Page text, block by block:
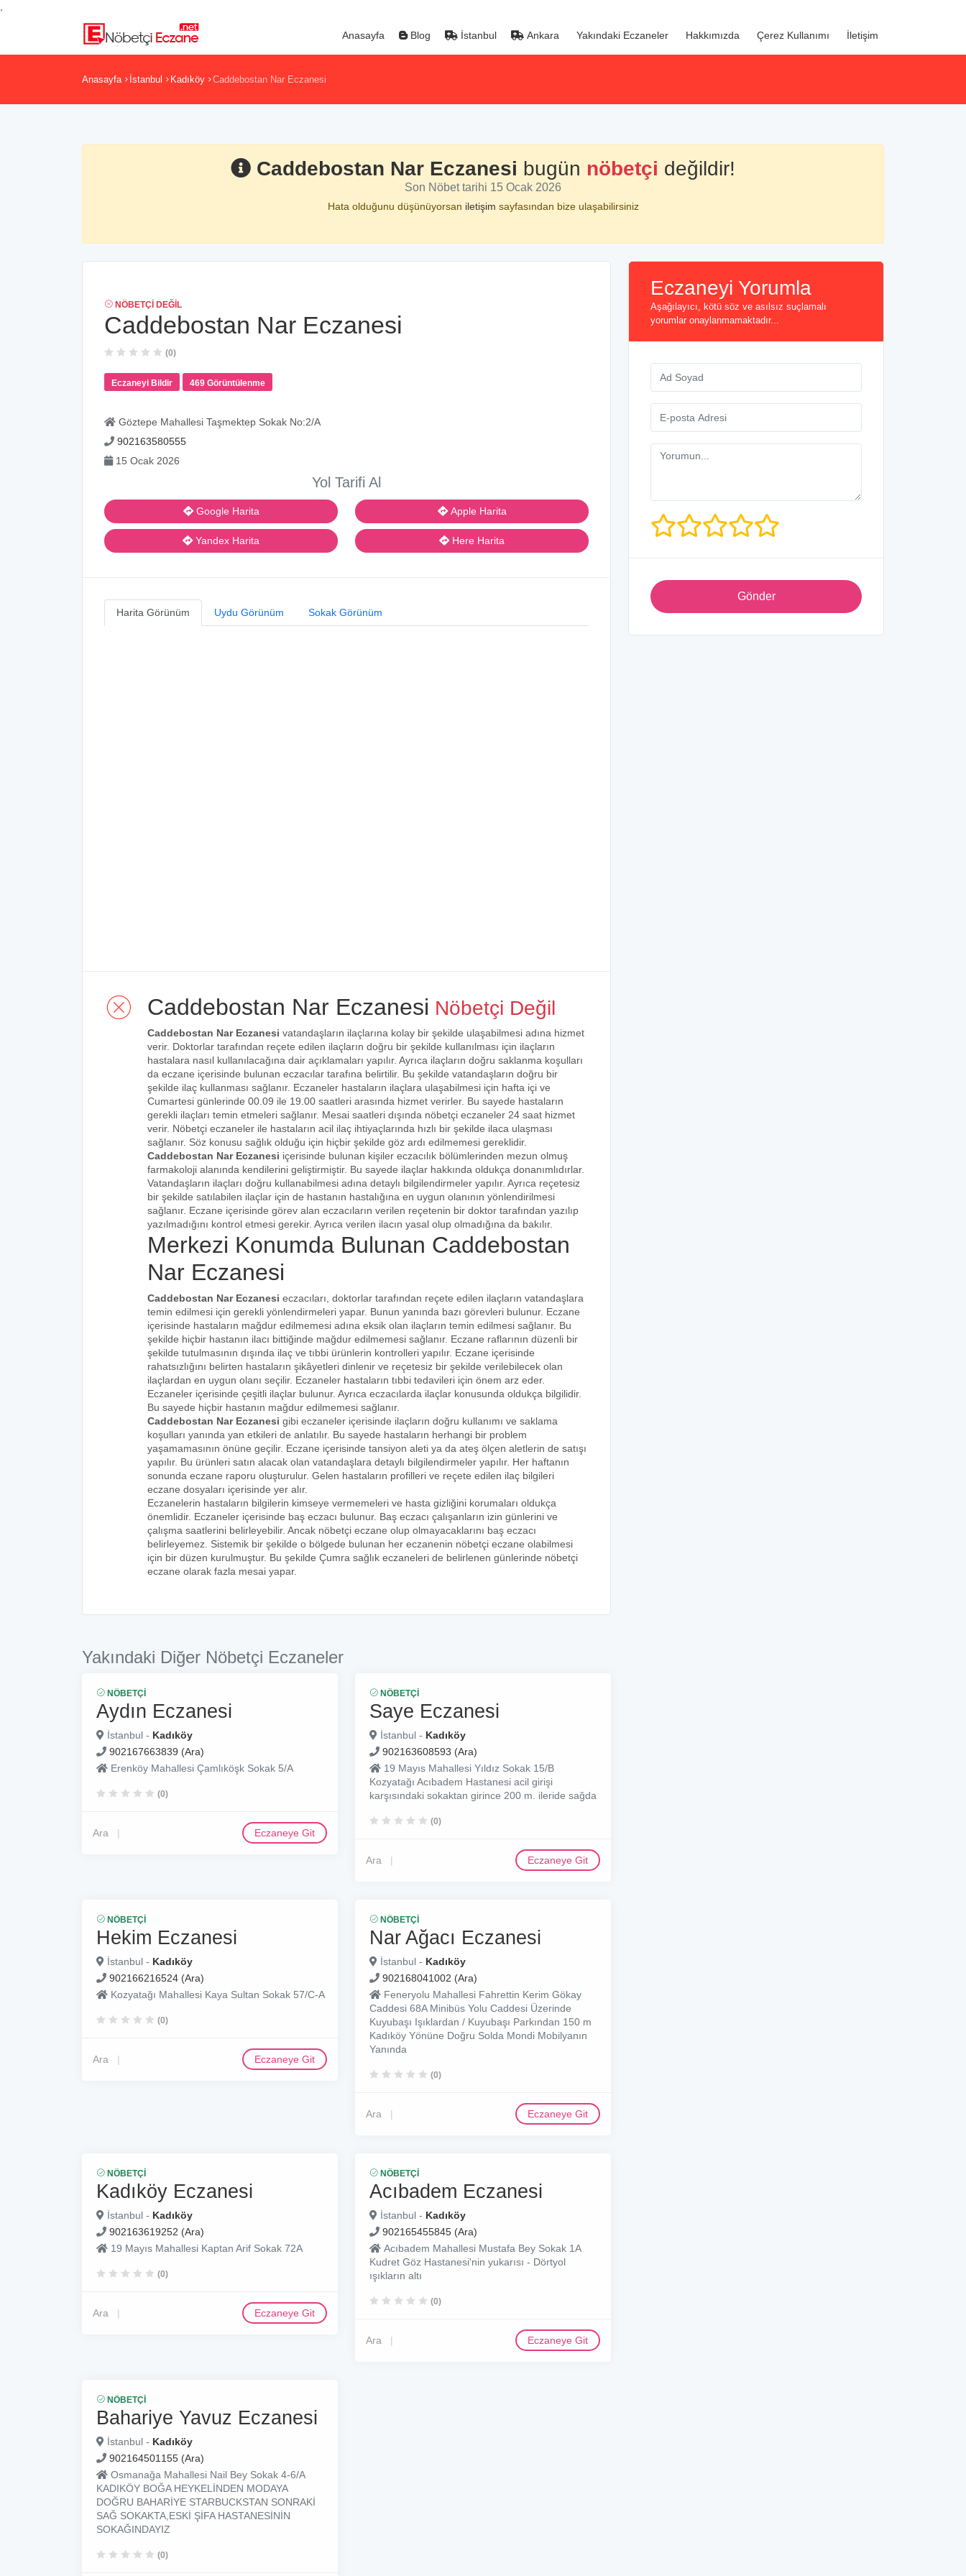
Anasayfa Blog İstanbul Ankara Yakındaki Eczaneler Hakkımızda Çerez Kullanımı İletişim
Anasayfa İstanbul Kadıköy Caddebostan Nar Eczanesi
Caddebostan Nar Eczanesi bugün nöbetçi değildir!
Son Nöbet tarihi 15 Ocak 2026
Hata olduğunu düşünüyorsan iletişim sayfasından bize ulaşabilirsiniz
NÖBETÇI DEĞIL
Caddebostan Nar Eczanesi
(0)
Eczaneyi Bildir 469 Görüntülenme
Göztepe Mahallesi Taşmektep Sokak No:2/A
902163580555
15 Ocak 2026
Yol Tarifi Al
Google Harita
Yandex Harita
Apple Harita
Here Harita
Harita Görünüm Uydu Görünüm Sokak Görünüm
Caddebostan Nar Eczanesi Nöbetçi Değil
Caddebostan Nar Eczanesi vatandaşların ilaçlarına kolay bir şekilde ulaşabilmesi adına hizmet
verir. Doktorlar tarafından reçete edilen ilaçların doğru bir şekilde kullanılması için ilaçların
hastalara nasıl kullanılacağına dair açıklamaları yapılır. Ayrıca ilaçların doğru saklanma koşulları
da eczane içerisinde bulunan eczacılar tarafına belirtilir. Bu şekilde vatandaşların doğru bir
şekilde ilaç kullanması sağlanır. Eczaneler hastaların ilaçlara ulaşabilmesi için hafta içi ve
Cumartesi günlerinde 00.09 ile 19.00 saatleri arasında hizmet verirler. Bu sayede hastaların
gerekli ilaçları temin etmeleri sağlanır. Mesai saatleri dışında nöbetçi eczaneler 24 saat hizmet
verir. Nöbetçi eczaneler ile hastaların acil ilaç ihtiyaçlarında hızlı bir şekilde ilaca ulaşması
sağlanır. Söz konusu sağlık olduğu için hiçbir şekilde göz ardı edilmemesi gereklidir.
Caddebostan Nar Eczanesi içerisinde bulunan kişiler eczacılık bölümlerinden mezun olmuş
farmakoloji alanında kendilerini geliştirmiştir. Bu sayede ilaçlar hakkında oldukça donanımlıdırlar.
Vatandaşların ilaçları doğru kullanabilmesi adına detaylı bilgilendirmeler yapılır. Ayrıca reçetesiz
bir şekilde satılabilen ilaçlar için de hastanın hastalığına en uygun olanının yönlendirilmesi
sağlanır. Eczane içerisinde görev alan eczacıların verilen reçetenin bir doktor tarafından yazılıp
yazılmadığını kontrol etmesi gerekir. Ayrıca verilen ilacın yasal olup olmadığına da bakılır.
Merkezi Konumda Bulunan Caddebostan
Nar Eczanesi
Caddebostan Nar Eczanesi eczacıları, doktorlar tarafından reçete edilen ilaçların vatandaşlara
temin edilmesi için gerekli yönlendirmeleri yapar. Bunun yanında bazı görevleri bulunur. Eczane
içerisinde hastaların mağdur edilmemesi adına eksik olan ilaçların temin edilmesi sağlanır. Bu
şekilde hiçbir hastanın ilacı bittiğinde mağdur edilmemesi sağlanır. Eczane raflarının düzenli bir
şekilde tutulmasının dışında ilaç ve tıbbi ürünlerin kontrolleri yapılır. Eczane içerisinde
rahatsızlığını belirten hastaların şikâyetleri dinlenir ve reçetesiz bir şekilde verilebilecek olan
ilaçlardan en uygun olanı seçilir. Eczaneler hastaların tıbbi tedavileri için önem arz eder.
Eczaneler içerisinde çeşitli ilaçlar bulunur. Ayrıca eczacılarda ilaçlar konusunda oldukça bilgilidir.
Bu sayede hiçbir hastanın mağdur edilmemesi sağlanır.
Caddebostan Nar Eczanesi gibi eczaneler içerisinde ilaçların doğru kullanımı ve saklama
koşulları yanında yan etkileri de anlatılır. Bu sayede hastaların herhangi bir problem
yaşamamasının önüne geçilir. Eczane içerisinde tansiyon aleti ya da ateş ölçen aletlerin de satışı
yapılır. Bu ürünleri satın alacak olan vatandaşlara detaylı bilgilendirmeler yapılır. Her haftanın
sonunda eczane raporu oluşturulur. Gelen hastaların profilleri ve reçete edilen ilaç bilgileri
eczane dosyaları içerisinde yer alır.
Eczanelerin hastaların bilgilerin kimseye vermemeleri ve hasta gizliğini korumaları oldukça
önemlidir. Eczaneler içerisinde baş eczacı bulunur. Baş eczacı çalışanların izin günlerini ve
çalışma saatlerini belirleyebilir. Ancak nöbetçi eczane olup olmayacaklarını baş eczacı
belirleyemez. Sistemik bir şekilde o bölgede bulunan her eczanenin nöbetçi eczane olabilmesi
için bir düzen kurulmuştur. Bu şekilde Çumra sağlık eczaneleri de belirlenen günlerinde nöbetçi
eczane olarak fazla mesai yapar.
Yakındaki Diğer Nöbetçi Eczaneler
NÖBETÇI
Aydın Eczanesi
İstanbul - Kadıköy
902167663839 (Ara)
Erenköy Mahallesi Çamlıköşk Sokak 5/A
(0)
Ara Eczaneye Git
NÖBETÇI
Saye Eczanesi
İstanbul - Kadıköy
902163608593 (Ara)
19 Mayıs Mahallesi Yıldız Sokak 15/B
Kozyatağı Acıbadem Hastanesi acil girişi
karşısındaki sokaktan girince 200 m. ileride sağda
(0)
Ara Eczaneye Git
NÖBETÇI
Hekim Eczanesi
İstanbul - Kadıköy
902166216524 (Ara)
Kozyatağı Mahallesi Kaya Sultan Sokak 57/C-A
(0)
Ara Eczaneye Git
NÖBETÇI
Nar Ağacı Eczanesi
İstanbul - Kadıköy
902168041002 (Ara)
Feneryolu Mahallesi Fahrettin Kerim Gökay
Caddesi 68A Minibüs Yolu Caddesi Üzerinde
Kuyubaşı Işıklardan / Kuyubaşı Parkından 150 m
Kadıköy Yönüne Doğru Solda Mondi Mobilyanın
Yanında
(0)
Ara Eczaneye Git
NÖBETÇI
Kadıköy Eczanesi
İstanbul - Kadıköy
902163619252 (Ara)
19 Mayıs Mahallesi Kaptan Arif Sokak 72A
(0)
Ara Eczaneye Git
NÖBETÇI
Acıbadem Eczanesi
İstanbul - Kadıköy
902165455845 (Ara)
Acıbadem Mahallesi Mustafa Bey Sokak 1A
Kudret Göz Hastanesi'nin yukarısı - Dörtyol
ışıkların altı
(0)
Ara Eczaneye Git
NÖBETÇI
Bahariye Yavuz Eczanesi
İstanbul - Kadıköy
902164501155 (Ara)
Osmanağa Mahallesi Nail Bey Sokak 4-6/A
KADIKÖY BOĞA HEYKELİNDEN MODAYA
DOĞRU BAHARİYE STARBUCKSTAN SONRAKİ
SAĞ SOKAKTA,ESKİ ŞİFA HASTANESİNİN
SOKAĞINDAYIZ
(0)
Eczaneyi Yorumla
Aşağılayıcı, kötü söz ve asılsız suçlamalı
yorumlar onaylanmamaktadır...
Gönder